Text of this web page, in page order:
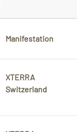
Manifestation
XTERRA
Switzerland